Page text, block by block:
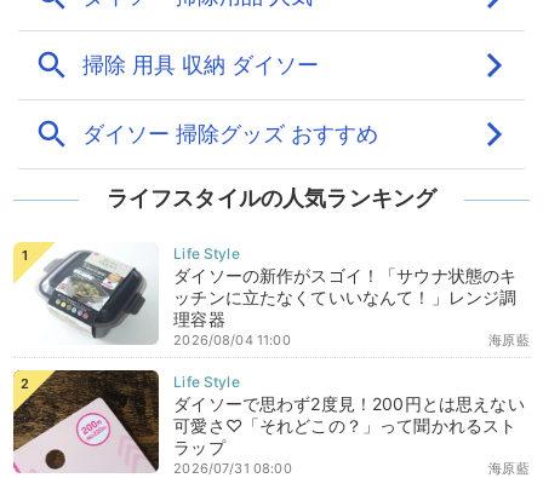
ライフスタイルの人気ランキング
ダイソーの新作がスゴイ！「サウナ状態のキ
ッチンに立たなくていいなんて！」レンジ調
理容器
海原藍
2026/08/04 11:00
ダイソーで思わず2度見！200円とは思えない
可愛さ♡「それどこの？」って聞かれるスト
ラップ
海原藍
2026/07/31 08:00